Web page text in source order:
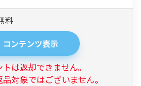
料
コンテンツ表示
は返却できません。
対象ではございません。